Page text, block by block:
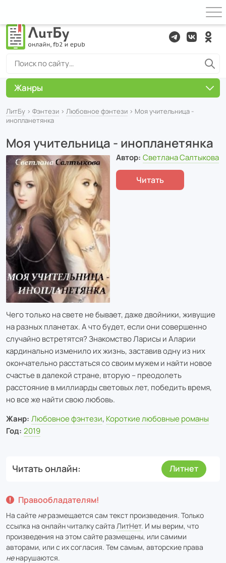
ЛитБу › Фэнтези › Любовное фэнтези › Моя учительница -
инопланетянка
Моя учительница - инопланетянка
Автор: Светлана Салтыкова
Читать
Чего только на свете не бывает, даже двойники, живущие
на разных планетах. А что будет, если они совершенно
случайно встретятся? Знакомство Ларисы и Аларии
кардинально изменило их жизнь, заставив одну из них
окончательно расстаться со своим мужем и найти новое
счастье в далекой стране, вторую – преодолеть
расстояние в миллиарды световых лет, победить время,
но все же найти свою любовь.
Жанр: Любовное фэнтези, Короткие любовные романы
Год: 2019
Читать онлайн Литнет
Правообладателям!
На сайте неразмещается сам текст произведения. Только
ссылка на онлайн читалку сайта ЛитНет. И мы верим, что
произведения на этом сайте размещены, или самими
авторами, или с их согласия. Тем самым, авторские права
ненарушаются.
Жанры